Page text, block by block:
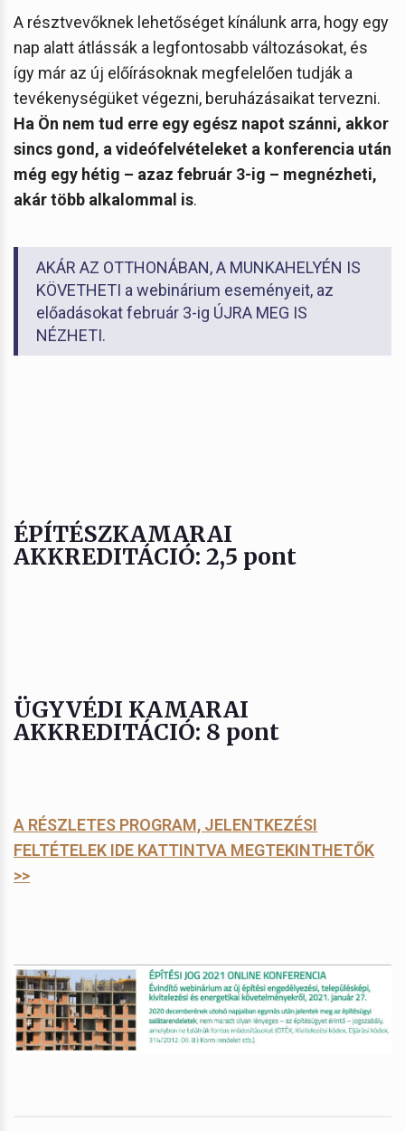
A résztvevőknek lehetőséget kínálunk arra, hogy egy
nap alatt átlássák a legfontosabb változásokat, és
így már az új előírásoknak megfelelően tudják a
tevékenységüket végezni, beruházásaikat tervezni.
Ha Ön nem tud erre egy egész napot szánni, akkor
sincs gond, a videófelvételeket a konferencia után
még egy hétig – azaz február 3-ig – megnézheti,
akár több alkalommal is.
AKÁR AZ OTTHONÁBAN, A MUNKAHELYÉN IS
KÖVETHETI a webinárium eseményeit, az
előadásokat február 3-ig ÚJRA MEG IS
NÉZHETI.
ÉPÍTÉSZKAMARAI
AKKREDITÁCIÓ: 2,5 pont
ÜGYVÉDI KAMARAI
AKKREDITÁCIÓ: 8 pont
A RÉSZLETES PROGRAM, JELENTKEZÉSI
FELTÉTELEK IDE KATTINTVA MEGTEKINTHETŐK
>>